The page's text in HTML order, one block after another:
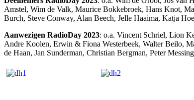
Amstel, Wim de Valk, Maurice Bokkebroek, Hans Knot,
Burch, Steve Conway, Alan Beech, Jelle Haaima, Katja
Aanwezigen RadioDay 2023: o.a. Vincent Schriel, Lion
Andre Koolen, Erwin & Fiona Westerbeek, Walter Beilo,
de Haan, Jan Sunderman, Christian Bergman, Peter